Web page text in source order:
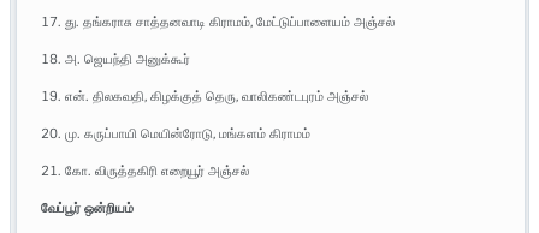
17. து. தங்கராசு சாத்தனவாடி கிராமம், மேட்டுப்பாளையம் அஞ்சல்
18. அ. ஜெயந்தி அனுக்கூர்
19. என். திலகவதி, கிழக்குத் தெரு, வாலிகண்டபுரம் அஞ்சல்
20. மு. கருப்பாயி மெயின்ரோடு, மங்களம் கிராமம்
21. கோ. விருத்தகிரி எறையூர் அஞ்சல்
வேப்பூர் ஒன்றியம்